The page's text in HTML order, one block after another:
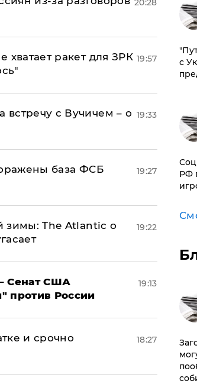
20:28
хватает ракет для ЗРК 19:57
с Вучичем – о 19:33
база ФСБ
19:27
зимы: The Atlantic о
19:22
Сенат США
против России
19:13
и срочно
18:27
с
РФ